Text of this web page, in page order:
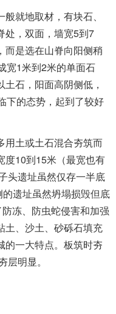
就地取材，有块石、
处，双面，墙宽5到7
而是选在山脊向阳侧稍
宽1米到2米的单面石
石，阳面高阴侧低，
下的态势，起到了较好
用土或土石混合夯筑而
度10到15米（最宽也有
头遗址虽然仅存一半底
遗址虽然坍塌损毁但底
冻、防虫蛇侵害和加强
土、沙土、砂砾石填充
的一大特点。板筑时夯
明显。